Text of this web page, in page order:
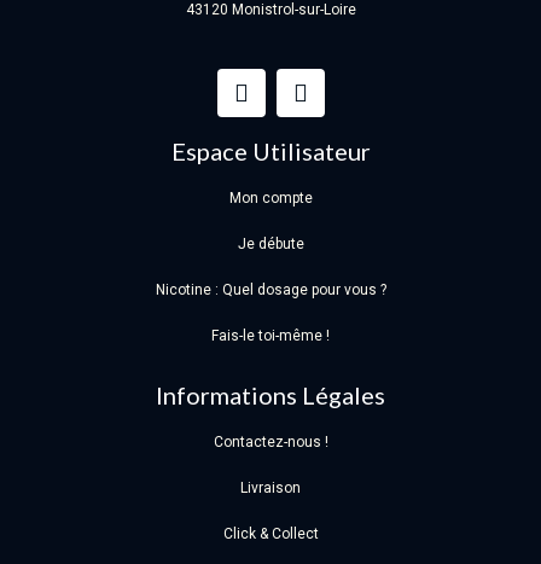
43120 Monistrol-sur-Loire
Espace Utilisateur
Mon compte
Je débute
Nicotine : Quel dosage pour vous ?
Fais-le toi-même !
Informations Légales
Contactez-nous !
Livraison
Click & Collect